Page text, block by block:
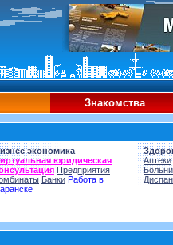
Знакомства
экономика
юридическая
Предприятия
Банки Работа в
Аптеки